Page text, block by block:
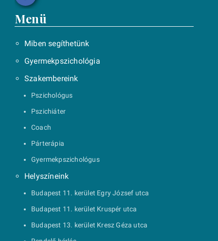
Menü
Miben segíthetünk
Gyermekpszichológia
Szakembereink
Pszichológus
Pszichiáter
Coach
Párterápia
Gyermekpszichológus
Helyszíneink
Budapest 11. kerület Egry József utca
Budapest 11. kerület Kruspér utca
Budapest 13. kerület Kresz Géza utca